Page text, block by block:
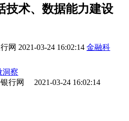
技术、数据能力建设
网 2021-03-24 16:02:14 金融科
洞察
行网 2021-03-24 16:02:14